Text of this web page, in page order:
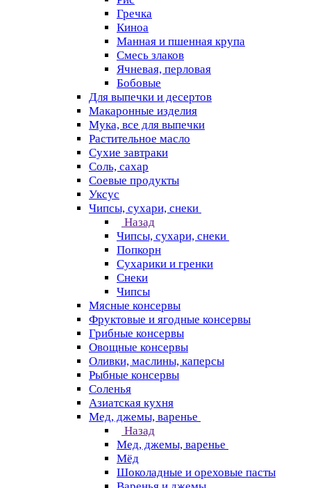
Гречка
Киноа
Манная и пшенная крупа
Смесь злаков
Ячневая, перловая
Бобовые
Для выпечки и десертов
Макаронные изделия
Мука, все для выпечки
Растительное масло
Сухие завтраки
Соль, сахар
Соевые продукты
Уксус
Чипсы, сухари, снеки
Назад
Чипсы, сухари, снеки
Попкорн
Сухарики и гренки
Снеки
Чипсы
Мясные консервы
Фруктовые и ягодные консервы
Грибные консервы
Овощные консервы
Оливки, маслины, каперсы
Рыбные консервы
Соленья
Азиатская кухня
Мед, джемы, варенье
Назад
Мед, джемы, варенье
Мёд
Шоколадные и ореховые пасты